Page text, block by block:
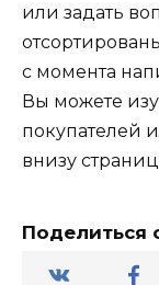
или задать
с момента
Вы можете
покупателей
внизу
Поделиться